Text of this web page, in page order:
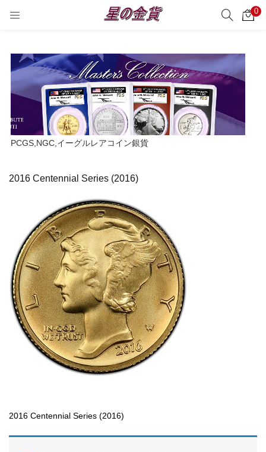
0
サーチ
PCGS,NGC,イーグルレアコイン銀貨
2016 Centennial Series (2016)
2016 Centennial Series (2016)
Enter your username and password to login.
Remember me